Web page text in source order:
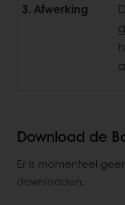
3. Afwerking
Download de
Er is momenteel
downloaden.